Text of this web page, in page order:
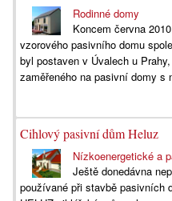
Rodinné domy
Koncem června
vzorového pasivního domu
byl postaven v Úvalech u
zaměřeného na pasivní domy s
Cihlový pasivní dům Heluz
Nízkoenergetické a
Ještě donedávna
používané při stavbě pasivních